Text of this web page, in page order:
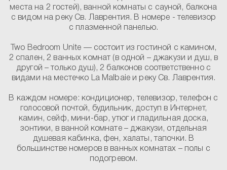
места на 2 гостей), ванной комнаты с сауной, балкона
с видом на реку Св. Лаврентия. В номере - телевизор
с плазменной панелью.
Two Bedroom Unite — состоит из гостиной с камином,
2 спален, 2 ванных комнат (в одной – джакузи и душ, в
другой – только душ), 2 балконов соответственно с
видами на местечко La Malbaie и реку Св. Лаврентия.
В каждом номере: кондиционер, телевизор, телефон с
голосовой почтой, будильник, доступ в Интернет,
камин, сейф, мини-бар, утюг и гладильная доска,
зонтики, в ванной комнате – джакузи, отдельная
душевая кабинка, фен, халаты, тапочки. В
большинстве номеров в ванных комнатах – полы с
подогревом.